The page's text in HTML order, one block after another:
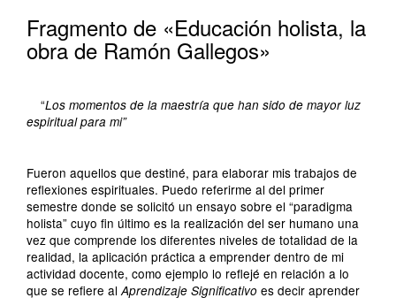
Fragmento de «Educación holista, la
obra de Ramón Gallegos»
“Los momentos de la maestría que han sido de mayor luz
espiritual para mi”
Fueron aquellos que destiné, para elaborar mis trabajos de
reflexiones espirituales. Puedo referirme al del primer
semestre donde se solicitó un ensayo sobre el “paradigma
holista” cuyo fin último es la realización del ser humano una
vez que comprende los diferentes niveles de totalidad de la
realidad, la aplicación práctica a emprender dentro de mi
actividad docente, como ejemplo lo reflejé en relación a lo
que se refiere alAprendizaje Significativo es decir aprender